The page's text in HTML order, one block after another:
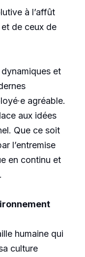
à l’affût
de ceux de
et
agréable.
aux idées
Que ce soit
l’entremise
en continu et
humaine qui
culture